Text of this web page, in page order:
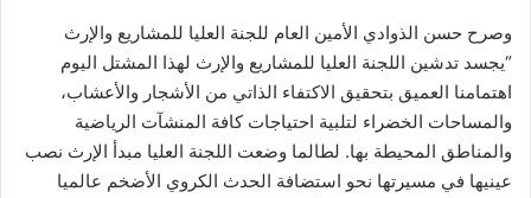
وصرح حسن الذوادي الأمين العام للجنة العليا للمشاريع والإرث
“يجسد تدشين اللجنة العليا للمشاريع والإرث لهذا المشتل اليوم
اهتمامنا العميق بتحقيق الاكتفاء الذاتي من الأشجار والأعشاب،
والمساحات الخضراء لتلبية احتياجات كافة المنشآت الرياضية
والمناطق المحيطة بها. لطالما وضعت اللجنة العليا مبدأ الإرث نصب
عينيها في مسيرتها نحو استضافة الحدث الكروي الأضخم عالميا